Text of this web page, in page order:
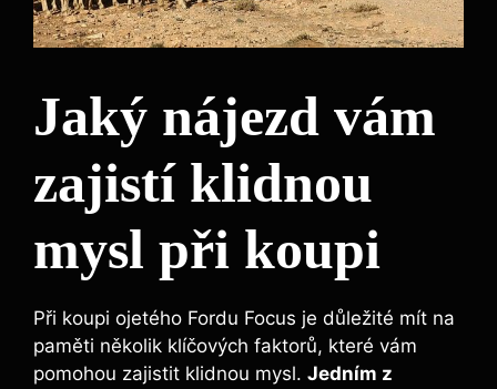
Jaký nájezd vám
zajistí klidnou
mysl při koupi
Při koupi ojetého Fordu Focus je důležité mít na
paměti několik klíčových faktorů, které vám
pomohou zajistit klidnou mysl. Jedním z